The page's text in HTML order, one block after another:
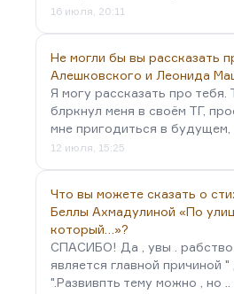
16 июля, 20:11
Не могли бы вы рассказать
Алешковского и Леонида
Я могу рассказать про тебя.
блркнул меня в своём ТГ,
мне пригодиться в будущем,
12 июля, 15:25
Что вы можете сказать о
Беллы Ахмадулиной «По
который…»?
СПАСИБО! Да , увы . рабство
является главной причиной
".Развивпть тему можно , но ..